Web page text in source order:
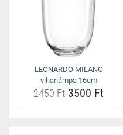
LEONARDO MILANO
viharlámpa 16cm
2450 Ft 3500 Ft